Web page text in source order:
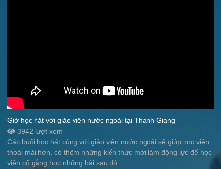
Giờ học hát với giáo viên nước ngoài tại Thanh Giang
3942 lượt xem
Các buổi học hát cùng với giáo viên nước ngoài sẽ giúp học viên
thoải mái hơn, có thêm những kiến thức mới làm động lực để học
viên cố gắng học những bài sau đó